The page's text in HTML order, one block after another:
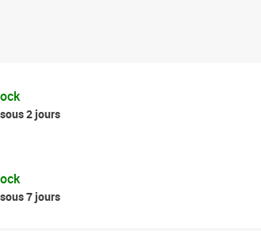
2 jours
7 jours